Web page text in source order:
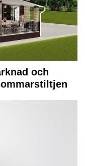
och